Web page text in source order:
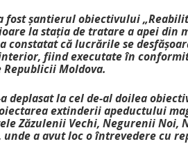
fost șantierul obiectivului
la stația de tratare a apei din
constatat că lucrările se
fiind executate în
Moldova.
deplasat la cel de-al doilea
extinderii apeductului
Zăzulenii Vechi, Negurenii Noi,
unde a avut loc o întrevedere cu